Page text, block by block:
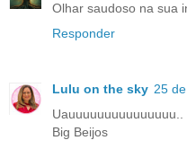
Olhar saudoso na sua
Responder
Lulu on the sky 25
Big Beijos